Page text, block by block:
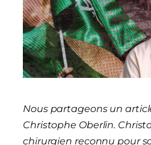
Nous partageons un
Christophe Oberlin.
chirurgien reconnu pour